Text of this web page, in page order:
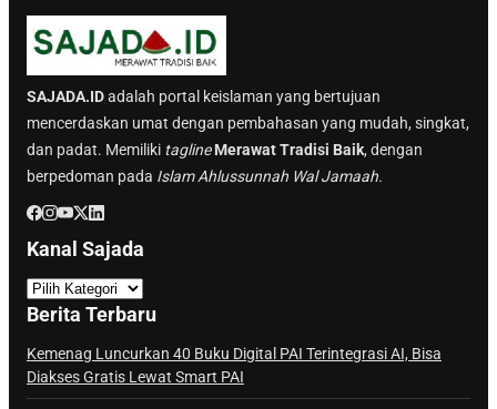
SAJADA.IDadalah portal keislaman yang bertujuan
mencerdaskan umat dengan pembahasan yang mudah, singkat,
dan padat. Memiliki tagline Merawat Tradisi Baik, dengan
berpedoman pada Islam Ahlussunnah Wal Jamaah.
Kanal Sajada
a
n
a
l
Berita Terbaru
Kemenag Luncurkan 40 Buku Digital PAI Terintegrasi AI, Bisa
Diakses Gratis Lewat Smart PAI